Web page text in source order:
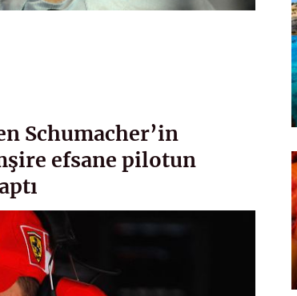
Schumacher’in
efsane pilotun